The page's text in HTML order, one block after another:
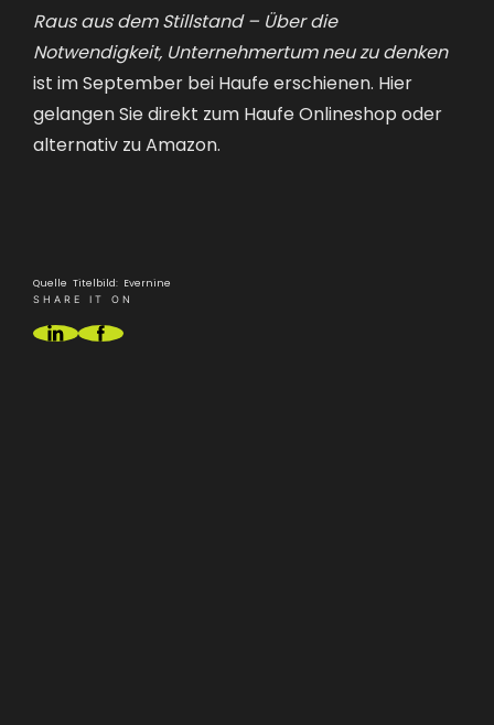
Raus aus dem Stillstand – Über die
Notwendigkeit, Unternehmertum neu zu denken
ist im September bei Haufe erschienen. Hier
gelangen Sie direkt zum Haufe Onlineshop oder
alternativ zu Amazon
Quelle Titelbild: Evernine
SHARE IT ON